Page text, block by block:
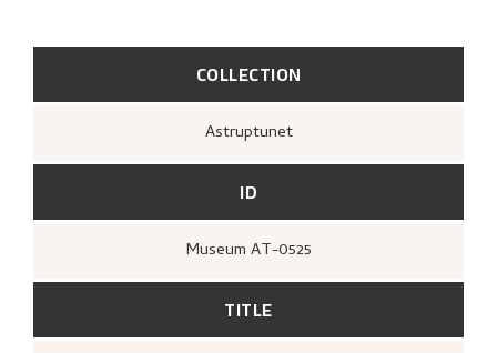
COLLECTION
Astruptunet
ID
Museum AT-0525
TITLE